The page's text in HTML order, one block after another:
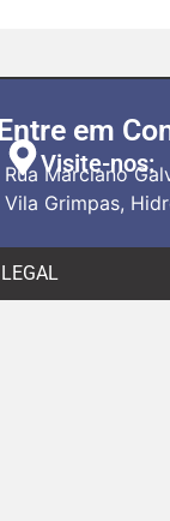
em
Visite-nos:
Rua Marciano
Vila Grimpas,